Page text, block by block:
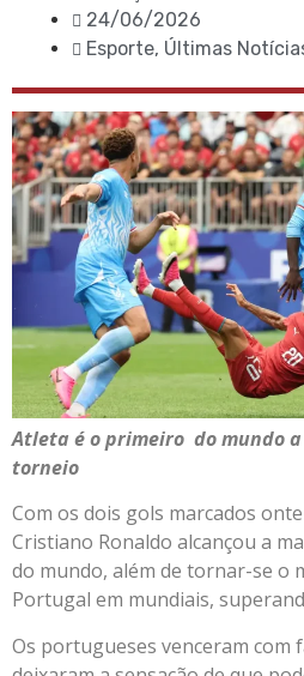
24/06/2026
Esporte, Últimas
Atleta é o primeiro do mundo
torneio
Com os dois gols marcados
Cristiano Ronaldo alcançou a
do mundo, além de tornar-se o
Portugal em mundiais,
Os portugueses venceram com